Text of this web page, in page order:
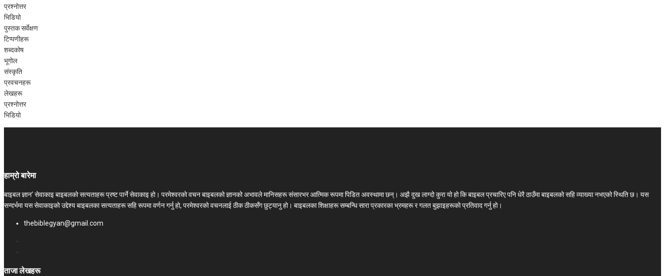
प्रश्‍नोत्तर
भिडियो
पुस्तक सर्वेक्षण
टिप्पणीहरू
शब्दकोष
भूगोल
संस्कृति
प्रवचनहरू
लेखहरू
प्रश्‍नोत्तर
भिडियो
हाम्रो बारेमा
बाइबल ज्ञान’ सेवाकाइ बाइबलको सत्यताहरू प्रष्ट पार्ने सेवाकाइ हो। परमेश्‍वरको वचन बाइबलको ज्ञानको अभावले मानिसहरू संसारभर आत्मिक रूपमा पिडित अवस्थामा छन्। अझै दुख लाग्दो कुरा यो हो कि बाइबल प्रचारिए पनि धेरै ठाउँमा बाइबलको सहि व्याख्या नभएको स्थिति छ। यस
सन्दर्भमा यस सेवाकाइको उद्देश्य बाइबलका सत्यताहरू सहि रूपमा वर्णन गर्नु हो, परमेश्वरको वचनलाई ठीक ठीकसँग छुट्यानु हो। बाइबलका शिक्षाहरू सम्बन्धि सारा प्रकारका भ्रमहरू र गलत बुझाइहरूको प्रतिवाद गर्नु हो।
thebiblegyan@gmail.com
ताजा लेखहरू